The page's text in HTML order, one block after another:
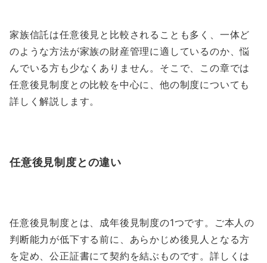
家族信託は任意後見と比較されることも多く、一体ど
のような方法が家族の財産管理に適しているのか、悩
んでいる方も少なくありません。そこで、この章では
任意後見制度との比較を中心に、他の制度についても
詳しく解説します。
任意後見制度との違い
任意後見制度とは、成年後見制度の1つです。ご本人の
判断能力が低下する前に、あらかじめ後見人となる方
を定め、公正証書にて契約を結ぶものです。詳しくは